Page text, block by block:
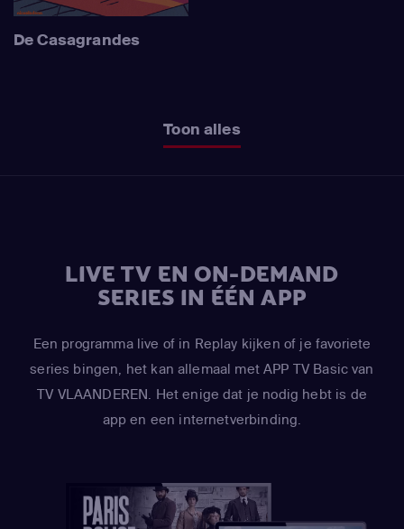
De Casagrandes
Toon alles
LIVE TV EN ON-DEMAND
SERIES IN ÉÉN APP
Een programma live of in Replay kijken of je favoriete
series bingen, het kan allemaal met APP TV Basic van
TV VLAANDEREN. Het enige dat je nodig hebt is de
app en een internetverbinding.